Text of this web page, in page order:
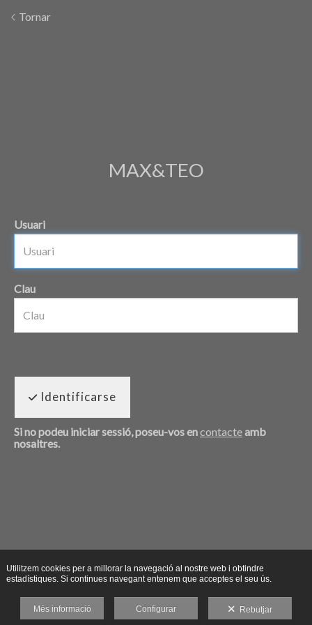
Tornar
MAX&TEO
Usuari
Clau
Identificarse
Si no podeu iniciar sessió, poseu-vos encontacteamb
nosaltres.
Utilitzem cookies per a millorar la navegació al nostre web i obtindre
estadístiques. Si continues navegant entenem que acceptes el seu ús.
Més informació Configurar Rebutjar